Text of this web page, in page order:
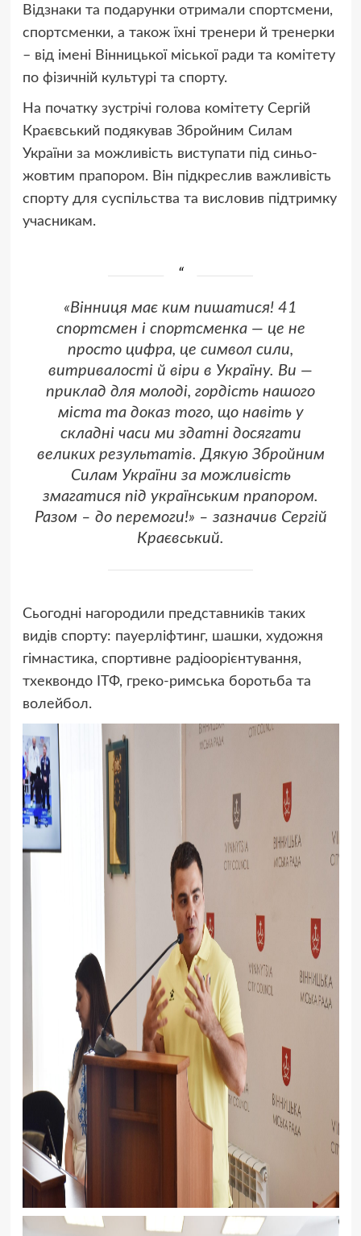
Відзнаки та подарунки отримали спортсмени,
спортсменки, а також їхні тренери й тренерки
– від імені Вінницької міської ради та комітету
по фізичній культурі та спорту.
На початку зустрічі голова комітету Сергій
Краєвський подякував Збройним Силам
України за можливість виступати під синьо-
жовтим прапором. Він підкреслив важливість
спорту для суспільства та висловив підтримку
учасникам.
«Вінниця має ким пишатися! 41
спортсмен і спортсменка — це не
просто цифра, це символ сили,
витривалості й віри в Україну. Ви —
приклад для молоді, гордість нашого
міста та доказ того, що навіть у
складні часи ми здатні досягати
великих результатів. Дякую Збройним
Силам України за можливість
змагатися під українським прапором.
Разом – до перемоги!» – зазначив Сергій
Краєвський.
Сьогодні нагородили представників таких
видів спорту: пауерліфтинг, шашки, художня
гімнастика, спортивне радіоорієнтування,
тхеквондо ІТФ, греко-римська боротьба та
волейбол.